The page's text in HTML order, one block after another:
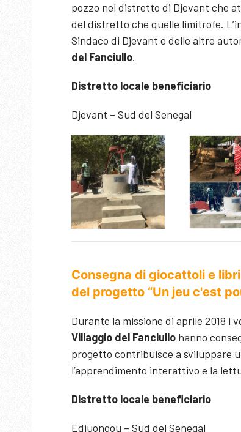
pozzo nel distretto di Djevant che
del distretto che quelle limitrofe.
Sindaco di Djevant e delle altre
del Fanciullo.
Distretto locale beneficiario
Djevant – Sud del Senegal
Consegna di giocattoli e
del progetto “Un jeu c'est
Durante la missione di aprile 2018 i
Villaggio del Fanciullo hanno
progetto contribuisce a sviluppare
l’apprendimento interattivo e la
Distretto locale beneficiario
Ediuongou – Sud del Senegal